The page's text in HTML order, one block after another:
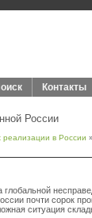
Контакты
России
в России
почти сорок
ситуация